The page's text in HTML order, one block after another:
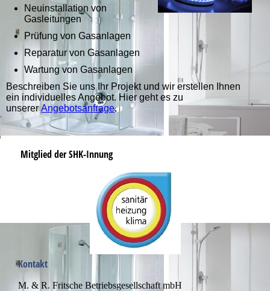
Neuinstallation von
Gasleitungen
Prüfung von Gasanlagen
Reparatur von Gasanlagen
Wartung von Gasanlagen
Beschreiben Sie uns Ihr Projekt und wir erstellen Ihnen
ein individuelles Angebot. Hier geht es zu
unsererAngebotsanfrage.
Mitglied der SHK-Innung
Kontakt
M. & R. Fritsche Betriebsgesellschaft mbH